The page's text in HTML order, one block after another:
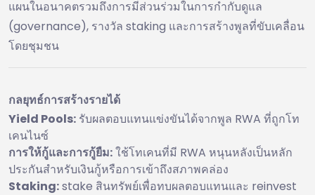
แผนในอนาคตรวมถึงการมีส่วนร่วมในการกำกับดูแล
(governance), รางวัล staking และการสร้างพูลที่ขับเคลื่อน
โดยชุมชน
กลยุทธ์การสร้างรายได้
Yield Pools: รับผลตอบแทนแข่งขันได้จากพูล RWA ที่ถูกโท
เคนไนซ์
การให้กู้และการกู้ยืม:ใช้โทเคนที่มี RWA หนุนหลังเป็นหลัก
ประกันสำหรับเงินกู้หรือการเข้าถึงสภาพคล่อง
Staking:stake สินทรัพย์เพื่อทบผลตอบแทนและ reinvest